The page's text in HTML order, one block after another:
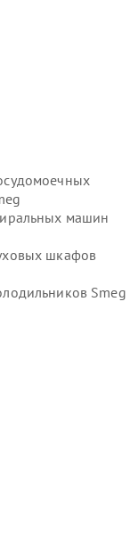
машин
шкафов
Smeg